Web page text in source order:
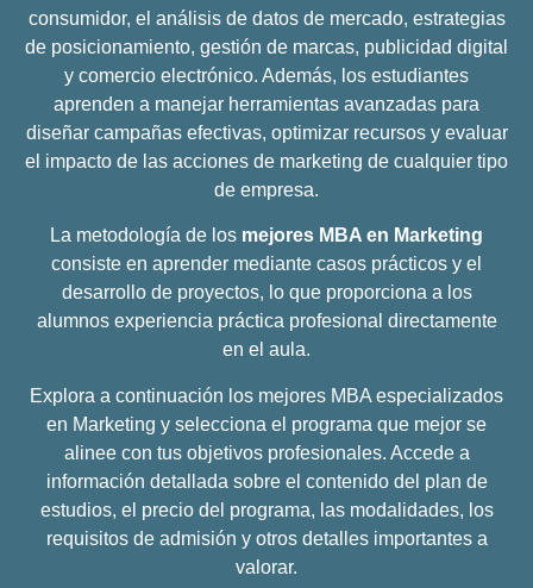
consumidor, el análisis de datos de mercado, estrategias
de posicionamiento, gestión de marcas, publicidad digital
y comercio electrónico. Además, los estudiantes
aprenden a manejar herramientas avanzadas para
diseñar campañas efectivas, optimizar recursos y evaluar
el impacto de las acciones de marketing de cualquier tipo
de empresa.
La metodología de los mejores MBA en Marketing
consiste en aprender mediante casos prácticos y el
desarrollo de proyectos, lo que proporciona a los
alumnos experiencia práctica profesional directamente
en el aula.
Explora a continuación los mejores MBA especializados
en Marketing y selecciona el programa que mejor se
alinee con tus objetivos profesionales. Accede a
información detallada sobre el contenido del plan de
estudios, el precio del programa, las modalidades, los
requisitos de admisión y otros detalles importantes a
valorar.